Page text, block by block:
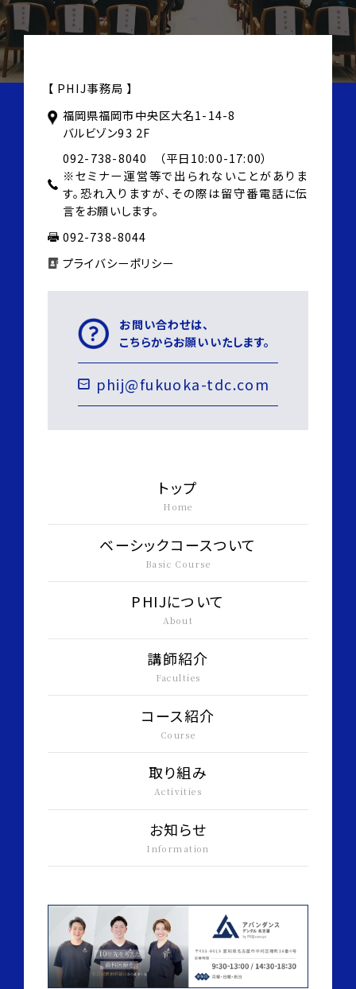
【 PHIJ事務局 】
福岡県福岡市中央区大名1-14-8
バルビゾン93 2F
092-738-8040 （平日10:00-17:00）
※セミナー運営等で出られないことがありま
す。恐れ入りますが、その際は留守番電話に伝
言をお願いします。
092-738-8044
プライバシーポリシー
お問い合わせは、
こちらからお願いいたします。
phij@fukuoka-tdc.com
トップ
Home
ベーシックコースついて
Basic Course
PHIJについて
About
講師紹介
Faculties
コース紹介
Course
取り組み
Activities
お知らせ
Information